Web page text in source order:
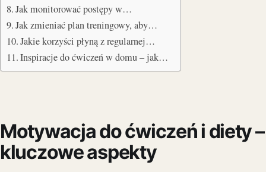
Jak monitorować postępy w…
Jak zmieniać plan treningowy, aby…
Jakie korzyści płyną z regularnej…
Inspiracje do ćwiczeń w domu – jak…
Motywacja do ćwiczeń i diety –
kluczowe aspekty